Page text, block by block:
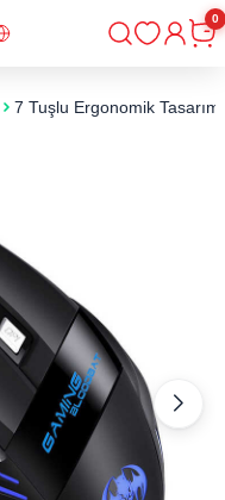
Giriş
0
7 Tuşlu Ergonomik